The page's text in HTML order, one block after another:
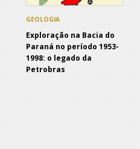
GEOLOGIA
Exploração na Bacia do
Paraná no período 1953-
1998: o legado da
Petrobras